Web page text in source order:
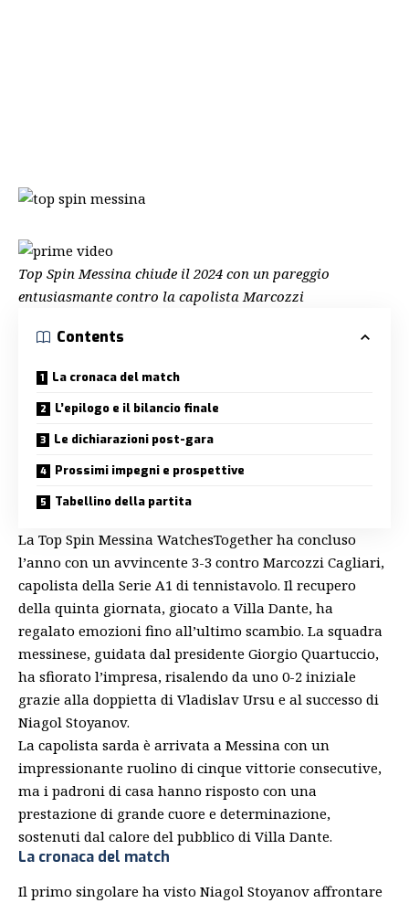
Top Spin Messina chiude il 2024 con un pareggio
entusiasmante contro la capolista Marcozzi
Contents
La cronaca del match
L’epilogo e il bilancio finale
Le dichiarazioni post-gara
Prossimi impegni e prospettive
Tabellino della partita
La Top Spin Messina WatchesTogether ha concluso
l’anno con un avvincente 3-3 contro Marcozzi Cagliari,
capolista della Serie A1 di tennistavolo. Il recupero
della quinta giornata, giocato a Villa Dante, ha
regalato emozioni fino all’ultimo scambio. La squadra
messinese, guidata dal presidente Giorgio Quartuccio,
ha sfiorato l’impresa, risalendo da uno 0-2 iniziale
grazie alla doppietta di Vladislav Ursu e al successo di
Niagol Stoyanov.
La capolista sarda è arrivata a Messina con un
impressionante ruolino di cinque vittorie consecutive,
ma i padroni di casa hanno risposto con una
prestazione di grande cuore e determinazione,
sostenuti dal calore del pubblico di Villa Dante.
La cronaca del match
Il primo singolare ha visto Niagol Stoyanov affrontare